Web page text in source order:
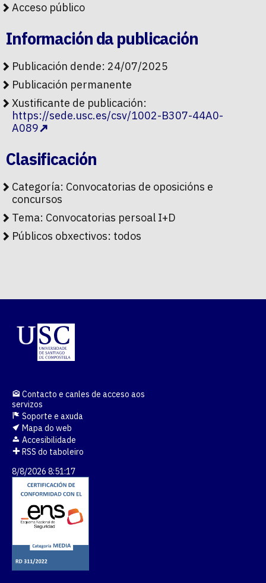
Acceso público
Información da publicación
Publicación dende: 24/07/2025
Publicación permanente
Xustificante de publicación:
https://sede.usc.es/csv/1002-B307-44A0-
A089
Clasificación
Categoría: Convocatorias de oposicións e
concursos
Tema: Convocatorias persoal I+D
Públicos obxectivos: todos
Contacto e canles de acceso aos
servizos
Soporte e axuda
Mapa do web
Accesibilidade
RSS do taboleiro
8/8/2026 8:51:17